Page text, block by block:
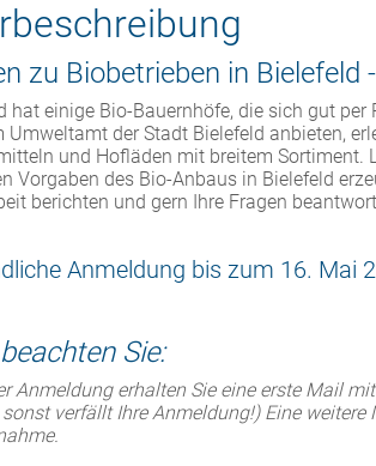
zu Biobetrieben in
hat einige Bio-Bauernhöfe, die sich gut
Umweltamt der Stadt Bielefeld anbieten,
und Hofläden mit breitem Sortiment.
Vorgaben des Bio-Anbaus in Bielefeld
berichten und gern Ihre Fragen
Anmeldung bis zum 16. Mai
Sie:
Anmeldung erhalten Sie eine erste Mail
sonst verfällt Ihre Anmeldung!) Eine